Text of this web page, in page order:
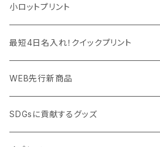
モバイル周辺グッズ
PC周辺グッズ
マスク・フェイスシールド
測定・測量用品
加湿器・オゾン発生器
ウイルス対策消耗品
ドリンクフェア
ボトル・タンブラー
ポーチ・巾着
タオル・ブランケット
エンタメグッズ・イベント会場物販品
ご当地グッズ・オリジナルお土産品
フルカラー印刷ノベルティ
予算消化・備品におすすめグッズ
小ロットプリント
最短4日名入れ！クイックプリント
クイック印刷対応トートバッグ・エコバッグ
クイック印刷対応ポーチ・巾着
WEB先行新商品
SDGsに貢献するグッズ